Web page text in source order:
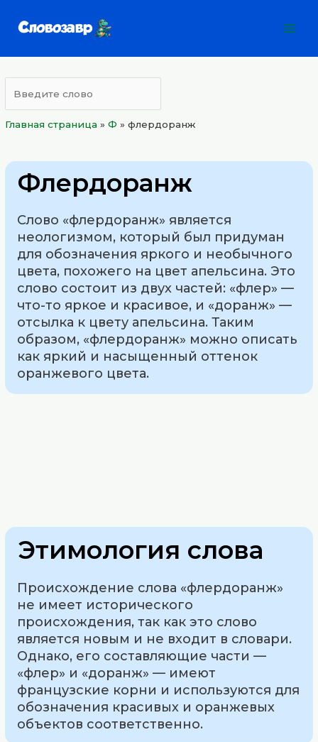
Главная страница »Ф »флердоранж
Флердоранж
Слово «флердоранж» является
неологизмом, который был придуман
для обозначения яркого и необычного
цвета, похожего на цвет апельсина. Это
слово состоит из двух частей: «флер» —
что-то яркое и красивое, и «доранж» —
отсылка к цвету апельсина. Таким
образом, «флердоранж» можно описать
как яркий и насыщенный оттенок
оранжевого цвета.
Этимология слова
Происхождение слова «флердоранж»
не имеет исторического
происхождения, так как это слово
является новым и не входит в словари.
Однако, его составляющие части —
«флер» и «доранж» — имеют
французские корни и используются для
обозначения красивых и оранжевых
объектов соответственно.